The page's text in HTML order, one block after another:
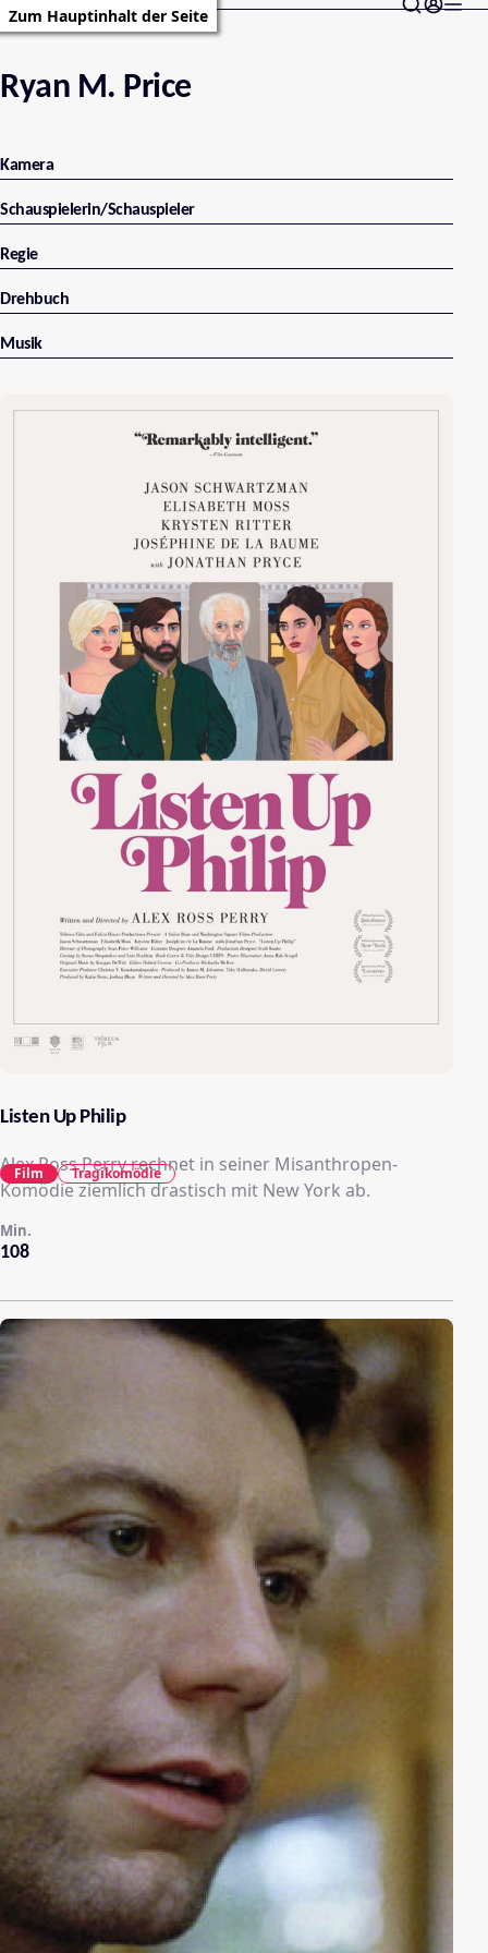
Zum Hauptinhalt der Seite
Ryan M. Price
Kamera
Schauspielerin/Schauspieler
Regie
Drehbuch
Musik
Listen Up Philip
Alex Ross Perry rechnet in seiner Misanthropen-
Komödie ziemlich drastisch mit New York ab.
108
Min.
Film Tragikomödie